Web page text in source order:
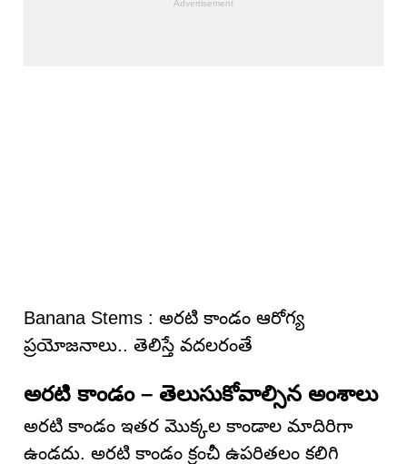
Banana Stems : అరటి కాండం ఆరోగ్య
ప్రయోజనాలు.. తెలిస్తే వ‌ద‌ల‌రంతే
అరటి కాండం – తెలుసుకోవాల్సిన అంశాలు
అరటి కాండం ఇతర మొక్కల కాండాల మాదిరిగా
ఉండదు. అరటి కాండం క్రంచీ ఉపరితలం కలిగి